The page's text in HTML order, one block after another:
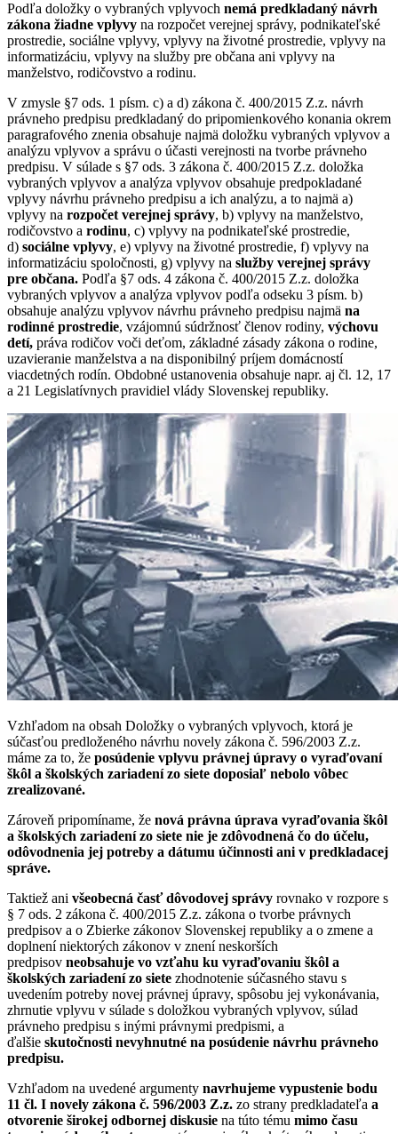
Podľa doložky o vybraných vplyvoch nemá predkladaný návrh
zákona žiadne vplyvy na rozpočet verejnej správy, podnikateľské
prostredie, sociálne vplyvy, vplyvy na životné prostredie, vplyvy na
informatizáciu, vplyvy na služby pre občana ani vplyvy na
manželstvo, rodičovstvo a rodinu.
V zmysle §7 ods. 1 písm. c) a d) zákona č. 400/2015 Z.z. návrh
právneho predpisu predkladaný do pripomienkového konania okrem
paragrafového znenia obsahuje najmä doložku vybraných vplyvov a
analýzu vplyvov a správu o účasti verejnosti na tvorbe právneho
predpisu. V súlade s §7 ods. 3 zákona č. 400/2015 Z.z. doložka
vybraných vplyvov a analýza vplyvov obsahuje predpokladané
vplyvy návrhu právneho predpisu a ich analýzu, a to najmä a)
vplyvy na rozpočet verejnej správy, b) vplyvy na manželstvo,
rodičovstvo a rodinu, c) vplyvy na podnikateľské prostredie,
d) sociálne vplyvy, e) vplyvy na životné prostredie, f) vplyvy na
informatizáciu spoločnosti, g) vplyvy na služby verejnej správy
pre občana. Podľa §7 ods. 4 zákona č. 400/2015 Z.z. doložka
vybraných vplyvov a analýza vplyvov podľa odseku 3 písm. b)
obsahuje analýzu vplyvov návrhu právneho predpisu najmä na
rodinné prostredie, vzájomnú súdržnosť členov rodiny, výchovu
detí, práva rodičov voči deťom, základné zásady zákona o rodine,
uzavieranie manželstva a na disponibilný príjem domácností
viacdetných rodín. Obdobné ustanovenia obsahuje napr. aj čl. 12, 17
a 21 Legislatívnych pravidiel vlády Slovenskej republiky.
Vzhľadom na obsah Doložky o vybraných vplyvoch, ktorá je
súčasťou predloženého návrhu novely zákona č. 596/2003 Z.z.
máme za to, že posúdenie vplyvu právnej úpravy o vyraďovaní
škôl a školských zariadení zo siete doposiaľ nebolo vôbec
zrealizované.
Zároveň pripomíname, že nová právna úprava vyraďovania škôl
a školských zariadení zo siete nie je zdôvodnená čo do účelu,
odôvodnenia jej potreby a dátumu účinnosti ani v predkladacej
správe.
Taktiež ani všeobecná časť dôvodovej správy rovnako v rozpore s
§ 7 ods. 2 zákona č. 400/2015 Z.z. zákona o tvorbe právnych
predpisov a o Zbierke zákonov Slovenskej republiky a o zmene a
doplnení niektorých zákonov v znení neskorších
predpisov neobsahuje vo vzťahu ku vyraďovaniu škôl a
školských zariadení zo siete zhodnotenie súčasného stavu s
uvedením potreby novej právnej úpravy, spôsobu jej vykonávania,
zhrnutie vplyvu v súlade s doložkou vybraných vplyvov, súlad
právneho predpisu s inými právnymi predpismi, a
ďalšie skutočnosti nevyhnutné na posúdenie návrhu právneho
predpisu.
Vzhľadom na uvedené argumenty navrhujeme vypustenie bodu
11 čl. I novely zákona č. 596/2003 Z.z. zo strany predkladateľa a
otvorenie širokej odbornej diskusie na túto tému mimo času